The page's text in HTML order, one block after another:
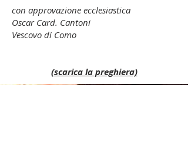
con approvazione ecclesiastica
Oscar Card. Cantoni
Vescovo di Como
(scarica la preghiera)